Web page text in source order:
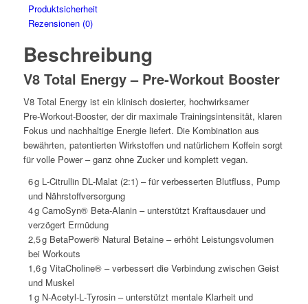
Produktsicherheit
Rezensionen (0)
Beschreibung
V8 Total Energy – Pre‑Workout Booster
V8 Total Energy ist ein klinisch dosierter, hochwirksamer
Pre‑Workout-Booster, der dir maximale Trainingsintensität, klaren
Fokus und nachhaltige Energie liefert. Die Kombination aus
bewährten, patentierten Wirkstoffen und natürlichem Koffein sorgt
für volle Power – ganz ohne Zucker und komplett vegan.
6 g L‑Citrullin DL‑Malat (2:1) – für verbesserten Blutfluss, Pump
und Nährstoffversorgung
4 g CarnoSyn® Beta‑Alanin – unterstützt Kraftausdauer und
verzögert Ermüdung
2,5 g BetaPower® Natural Betaine – erhöht Leistungsvolumen
bei Workouts
1,6 g VitaCholine® – verbessert die Verbindung zwischen Geist
und Muskel
1 g N‑Acetyl‑L‑Tyrosin – unterstützt mentale Klarheit und